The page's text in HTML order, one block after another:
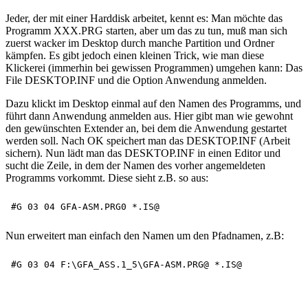
Jeder, der mit einer Harddisk arbeitet, kennt es: Man möchte das
Programm XXX.PRG starten, aber um das zu tun, muß man sich
zuerst wacker im Desktop durch manche Partition und Ordner
kämpfen. Es gibt jedoch einen kleinen Trick, wie man diese
Klickerei (immerhin bei gewissen Programmen) umgehen kann: Das
File DESKTOP.INF und die Option Anwendung anmelden.
Dazu klickt im Desktop einmal auf den Namen des Programms, und
führt dann Anwendung anmelden aus. Hier gibt man wie gewohnt
den gewünschten Extender an, bei dem die Anwendung gestartet
werden soll. Nach OK speichert man das DESKTOP.INF (Arbeit
sichern). Nun lädt man das DESKTOP.INF in einen Editor und
sucht die Zeile, in dem der Namen des vorher angemeldeten
Programms vorkommt. Diese sieht z.B. so aus:
Nun erweitert man einfach den Namen um den Pfadnamen, z.B: